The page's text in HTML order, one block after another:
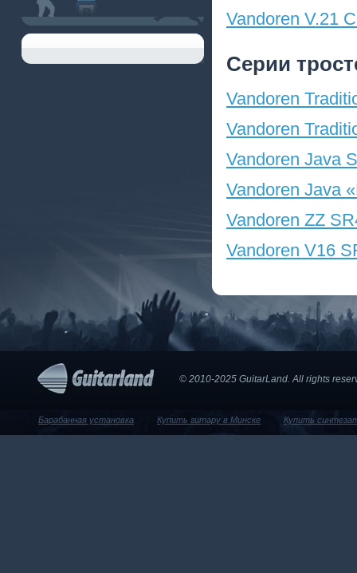
Vandoren V.21
Серии
Vandoren
Vandoren
Vandoren Java
Vandoren Java
Vandoren ZZ
Vandoren V16
© 2010-2025 GuitarLand. Аll rights
Барабанная установка Купить гитару в Минске Купить